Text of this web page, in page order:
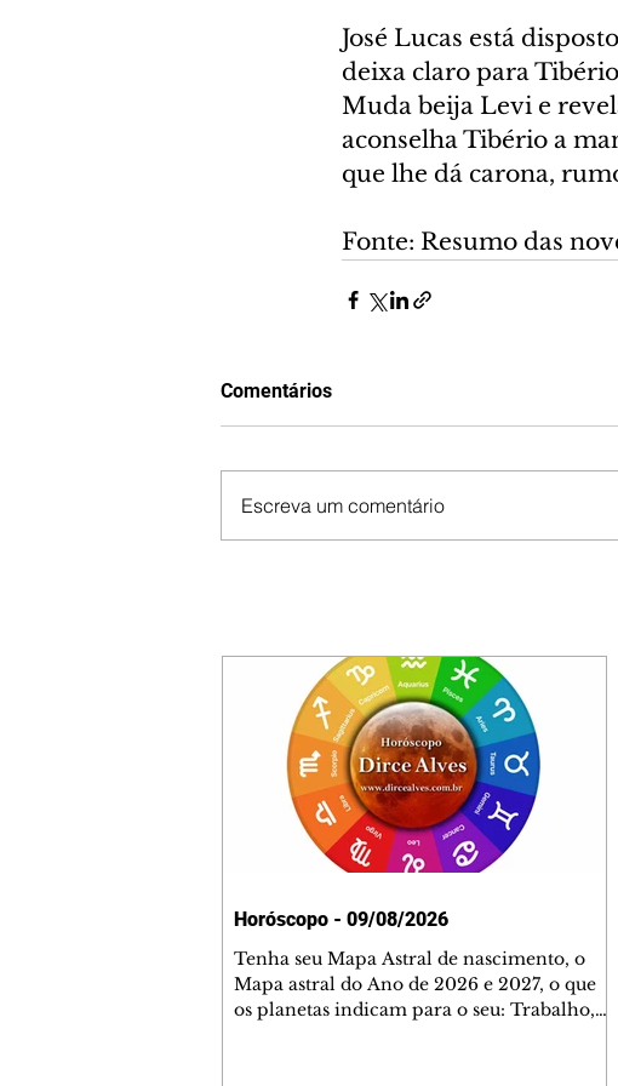
José Lucas está
deixa claro para
Muda beija Levi e
aconselha Tibério a
que lhe dá carona,
Fonte: Resumo das
Comentários
Escreva um comentário
Horóscopo - 09/08/2026
Tenha seu Mapa Astral de nascimento, o
Mapa astral do Ano de 2026 e 2027, o que
os planetas indicam para o seu: Trabalho,